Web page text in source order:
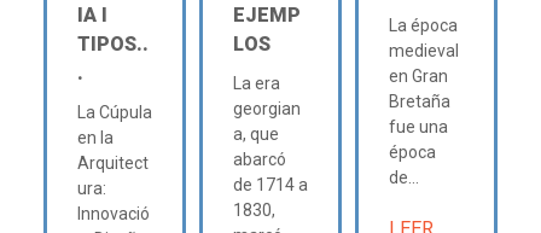
IA Ι
TIPOS..
.
La Cúpula
en la
Arquitect
ura:
Innovació
EJEMP
LOS
La era
georgian
a, que
abarcó
de 1714 a
1830,
La época
medieval
en Gran
Bretaña
fue una
época
de...